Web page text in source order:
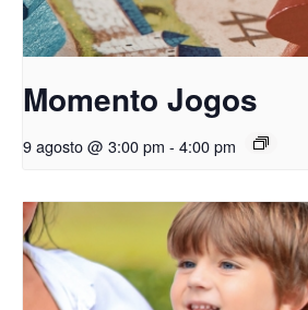
Momento Jogos
9 agosto @ 3:00 pm - 4:00 pm